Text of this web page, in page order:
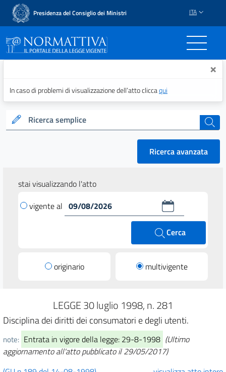
Presidenza del Consiglio dei Ministri ITA
Normattiva - Il portale ×
In caso di problemi di visualizzazione dell’atto cliccaqui
Ricerca semplice cerca
Ricerca avanzata
stai visualizzando l'atto
vigente al
Cerca
originario multivigente
LEGGE 30 luglio 1998, n. 281
Disciplina dei diritti dei consumatori e degli utenti.
note: Entrata in vigore della legge: 29-8-1998 (Ultimo
aggiornamento all'atto pubblicato il 29/05/2017)